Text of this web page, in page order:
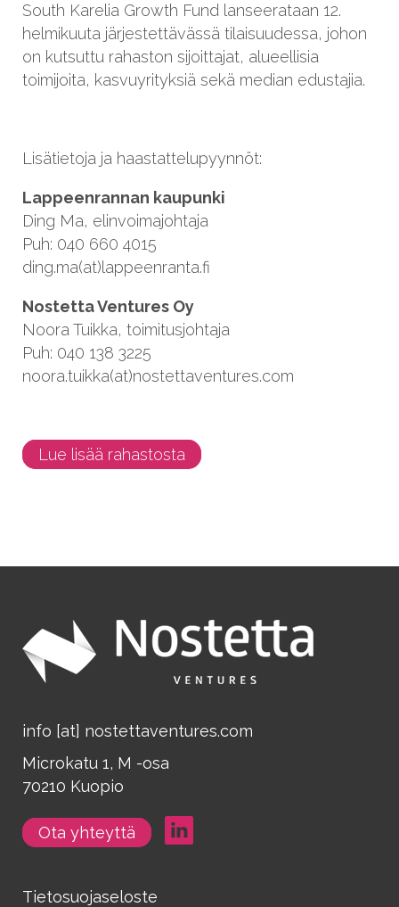
South Karelia Growth Fund lanseerataan 12.
helmikuuta järjestettävässä tilaisuudessa, johon
on kutsuttu rahaston sijoittajat, alueellisia
toimijoita, kasvuyrityksiä sekä median edustajia.
Lisätietoja ja haastattelupyynnöt:
Lappeenrannan kaupunki
Ding Ma, elinvoimajohtaja
Puh: 040 660 4015
ding.ma(at)lappeenranta.fi
Nostetta Ventures Oy
Noora Tuikka, toimitusjohtaja
Puh: 040 138 3225
noora.tuikka(at)nostettaventures.com
Lue lisää rahastosta
info [at] nostettaventures.com
Microkatu 1, M -osa
70210 Kuopio
Ota yhteyttä
Tietosuojaseloste